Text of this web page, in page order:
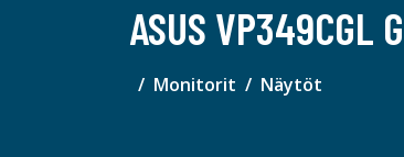
ASUS VP349CGL
Monitorit Näytöt